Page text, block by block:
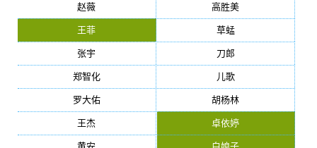
赵薇 高胜美
王菲 草蜢
张宇 刀郎
郑智化 儿歌
罗大佑 胡杨林
王杰 卓依婷